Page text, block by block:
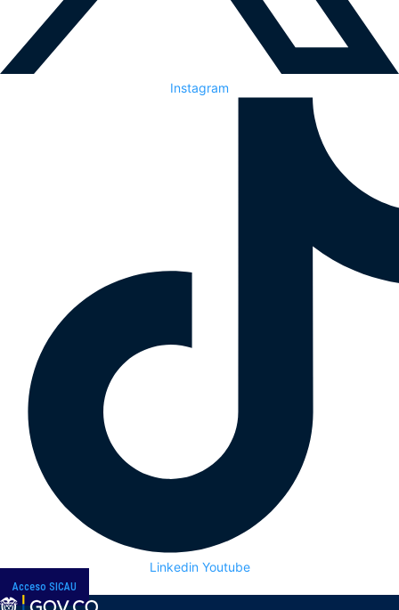
Instagram
Linkedin Youtube
Acceso SICAU